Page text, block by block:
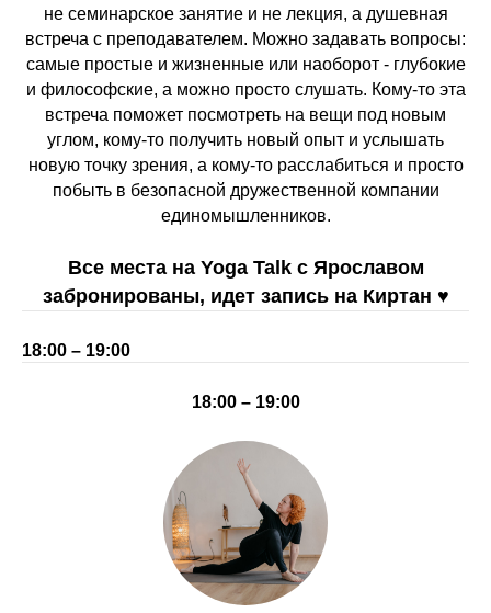
не семинарское занятие и не лекция, а душевная
встреча с преподавателем. Можно задавать вопросы:
самые простые и жизненные или наоборот - глубокие
и философские, а можно просто слушать. Кому-то эта
встреча поможет посмотреть на вещи под новым
углом, кому-то получить новый опыт и услышать
новую точку зрения, а кому-то расслабиться и просто
побыть в безопасной дружественной компании
единомышленников.
Все места на Yoga Talk с Ярославом
забронированы, идет запись на Киртан ♥︎
18:00 – 19:00
18:00 – 19:00